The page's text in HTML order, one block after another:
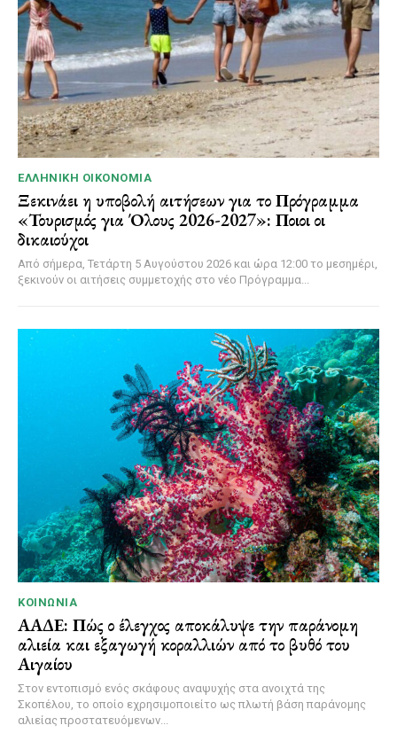
ΕΛΛΗΝΙΚΉ ΟΙΚΟΝΟΜΊΑ
Ξεκινάει η υποβολή αιτήσεων για το Πρόγραμμα
«Τουρισμός για Όλους 2026-2027»: Ποιοι οι
δικαιούχοι
Από σήμερα, Τετάρτη 5 Αυγούστου 2026 και ώρα 12:00 το μεσημέρι,
ξεκινούν οι αιτήσεις συμμετοχής στο νέο Πρόγραμμα...
ΚΟΙΝΩΝΊΑ
ΑΑΔΕ: Πώς ο έλεγχος αποκάλυψε την παράνομη
αλιεία και εξαγωγή κοραλλιών από το βυθό του
Αιγαίου
Στον εντοπισμό ενός σκάφους αναψυχής στα ανοιχτά της
Σκοπέλου, το οποίο εχρησιμοποιείτο ως πλωτή βάση παράνομης
αλιείας προστατευόμενων...